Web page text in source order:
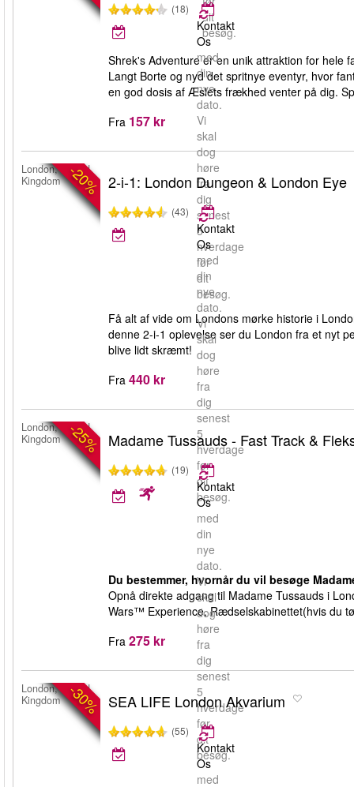
dit
besøg.
(18)
Kontakt
Os
med
din
nye
dato.
Vi
skal
dog
høre
fra
dig
senest
5
hverdage
før
dit
besøg.
Shrek's Adventure er en unik attraktion for hele
Langt Borte og nyd det spritnye eventyr, hvor
en god dosis af Æslets frækhed venter på dig.
Fra 157 kr
-20%
London, United
Kingdom
2-i-1: London Dungeon & London Eye
(43)
Kontakt
Os
med
din
nye
dato.
Vi
skal
dog
høre
fra
dig
senest
5
hverdage
før
dit
besøg.
Få alt af vide om Londons mørke historie i
denne 2-i-1 oplevelse ser du London fra et nyt
blive lidt skræmt!
Fra 440 kr
-25%
London, United
Kingdom
Madame Tussauds - Fast Track &
(19)
Kontakt
Os
med
din
nye
dato.
Vi
skal
dog
høre
fra
dig
senest
5
hverdage
før
dit
besøg.
Du bestemmer, hvornår du vil besøge
Opnå direkte adgang til Madame Tussauds i
Wars™ Experience, Rædselskabinettet(hvis du
Fra 275 kr
-30%
London, United
Kingdom
SEA LIFE London Akvarium
(55)
Kontakt
Os
med